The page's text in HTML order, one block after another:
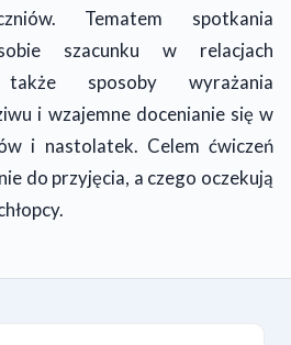
Tematem spotkania
szacunku w relacjach
sposoby wyrażania
i wzajemne docenianie się w
i nastolatek. Celem ćwiczeń
do przyjęcia, a czego oczekują